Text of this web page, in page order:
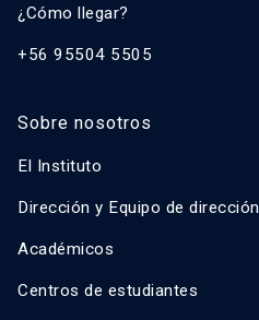
¿Cómo llegar?
+56 95504 5505
Sobre nosotros
El Instituto
Dirección y Equipo de dirección
Académicos
Centros de estudiantes